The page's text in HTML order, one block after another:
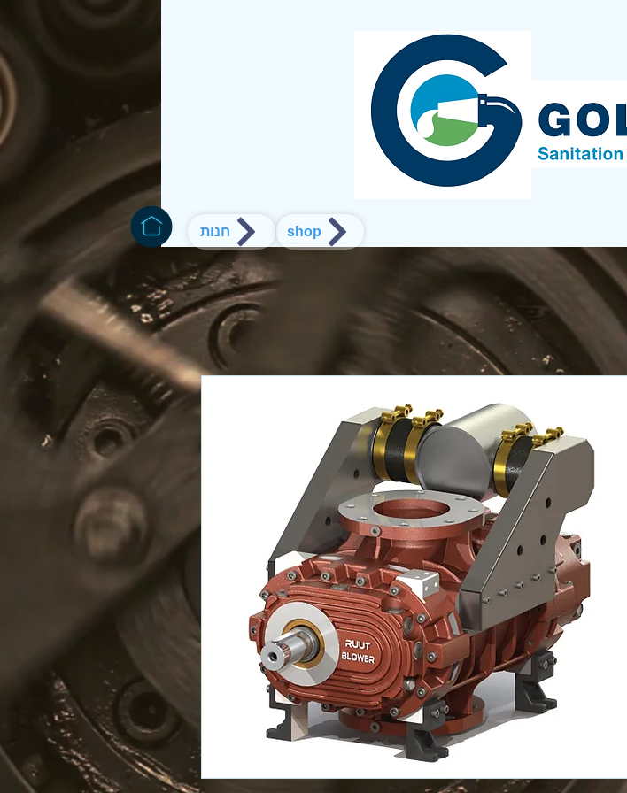
חנות shop